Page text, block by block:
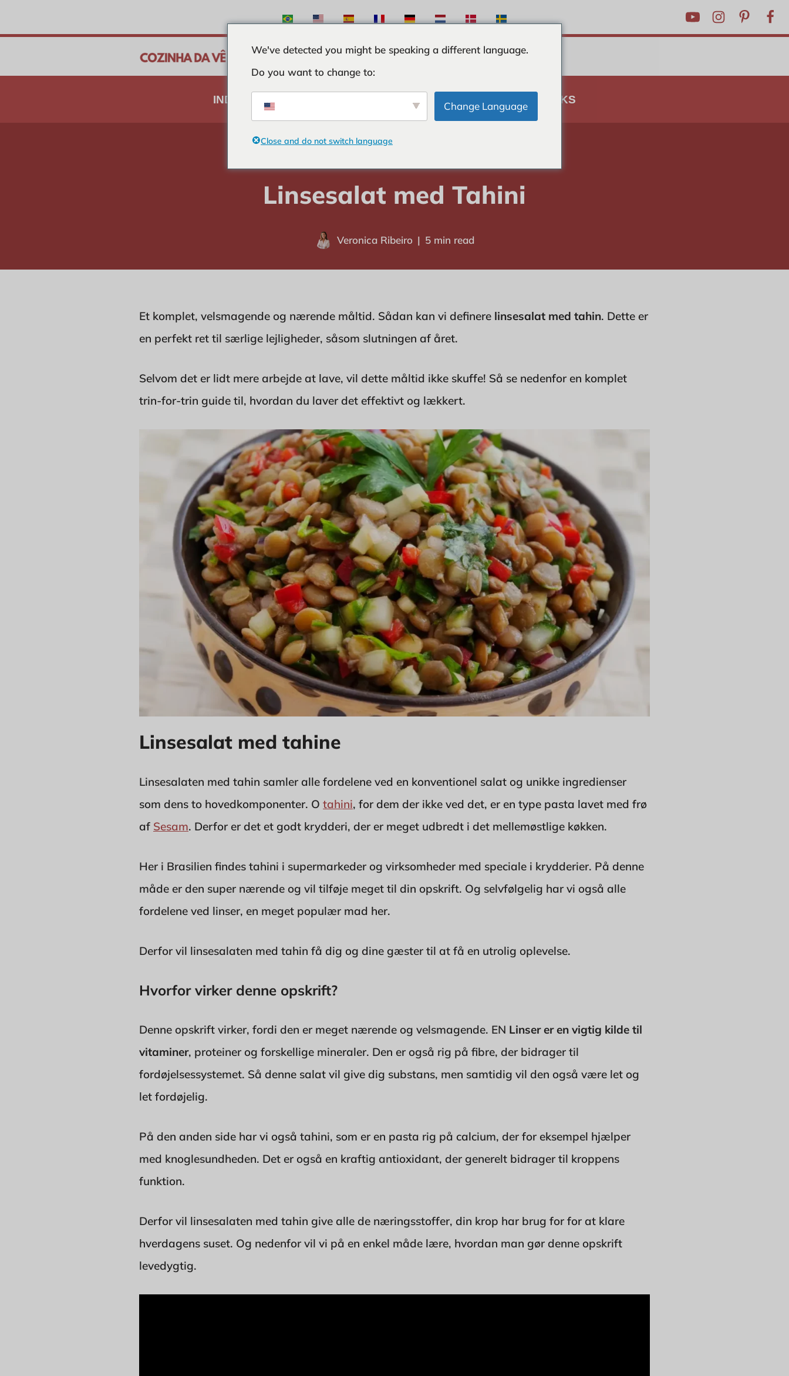
Spring
indhold
INDTÆGTER KURIOSITETER TIPS OG TRICKS
Linsesalat med Tahini
Veronica Ribeiro 5 min read
Et komplet, velsmagende og nærende måltid. Sådan kan vi definere linsesalat med tahin. Dette er
en perfekt ret til særlige lejligheder, såsom slutningen af året.
Selvom det er lidt mere arbejde at lave, vil dette måltid ikke skuffe! Så se nedenfor en komplet
trin-for-trin guide til, hvordan du laver det effektivt og lækkert.
Linsesalat med tahine
Linsesalaten med tahin samler alle fordelene ved en konventionel salat og unikke ingredienser
som dens to hovedkomponenter. O tahini, for dem der ikke ved det, er en type pasta lavet med frø
af Sesam. Derfor er det et godt krydderi, der er meget udbredt i det mellemøstlige køkken.
Her i Brasilien findes tahini i supermarkeder og virksomheder med speciale i krydderier. På denne
måde er den super nærende og vil tilføje meget til din opskrift. Og selvfølgelig har vi også alle
fordelene ved linser, en meget populær mad her.
Derfor vil linsesalaten med tahin få dig og dine gæster til at få en utrolig oplevelse.
Hvorfor virker denne opskrift?
Denne opskrift virker, fordi den er meget nærende og velsmagende. EN Linser er en vigtig kilde til
vitaminer, proteiner og forskellige mineraler. Den er også rig på fibre, der bidrager til
fordøjelsessystemet. Så denne salat vil give dig substans, men samtidig vil den også være let og
let fordøjelig.
På den anden side har vi også tahini, som er en pasta rig på calcium, der for eksempel hjælper
med knoglesundheden. Det er også en kraftig antioxidant, der generelt bidrager til kroppens
funktion.
Derfor vil linsesalaten med tahin give alle de næringsstoffer, din krop har brug for for at klare
hverdagens suset. Og nedenfor vil vi på en enkel måde lære, hvordan man gør denne opskrift
levedygtig.
We've detected you might be speaking a different language.
Do you want to change to:
Change Language
Close and do not switch language